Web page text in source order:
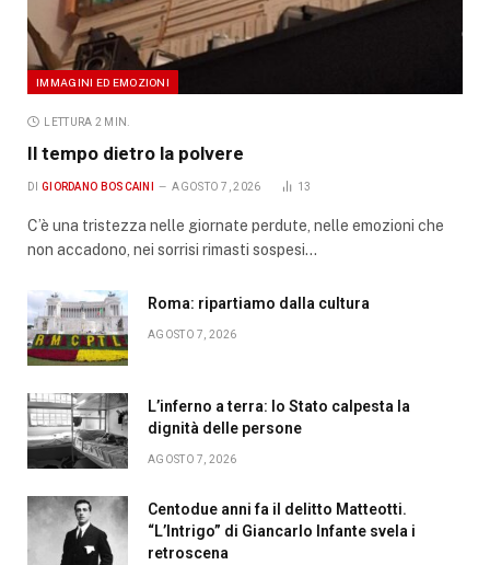
IMMAGINI ED EMOZIONI
LETTURA 2 MIN.
Il tempo dietro la polvere
DI GIORDANO BOSCAINI AGOSTO 7, 2026 13
C’è una tristezza nelle giornate perdute, nelle emozioni che
non accadono, nei sorrisi rimasti sospesi…
Roma: ripartiamo dalla cultura
AGOSTO 7, 2026
L’inferno a terra: lo Stato calpesta la
dignità delle persone
AGOSTO 7, 2026
Centodue anni fa il delitto Matteotti.
“L’Intrigo” di Giancarlo Infante svela i
retroscena